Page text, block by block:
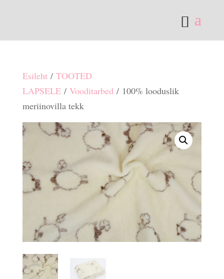
Esileht/ TOOTED
LAPSELE/ Vooditarbed/ 100% looduslik
meriinovilla tekk